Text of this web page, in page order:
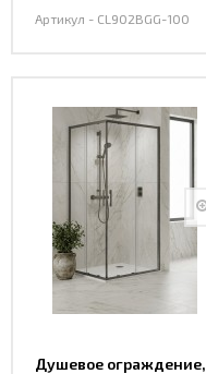
Артикул - CL902BGG-100
Душевое ограждение,